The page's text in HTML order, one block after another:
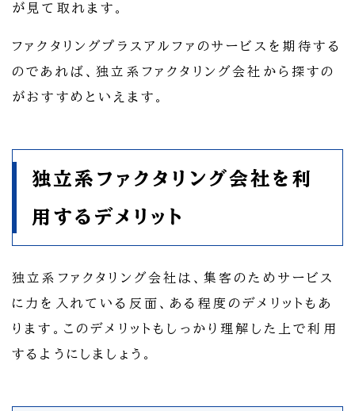
が見て取れます。
ファクタリングプラスアルファのサービスを期待する
のであれば、独立系ファクタリング会社から探すの
がおすすめといえます。
独立系ファクタリング会社を利
用するデメリット
独立系ファクタリング会社は、集客のためサービス
に力を入れている反面、ある程度のデメリットもあ
ります。このデメリットもしっかり理解した上で利用
するようにしましょう。